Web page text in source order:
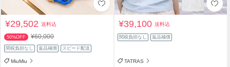
¥29,502送料込
50%OFF ¥60,000
関税負担なし 返品補償 スピード配送
MiuMiu
¥39,100送料込
関税負担なし 返品補償
TATRAS